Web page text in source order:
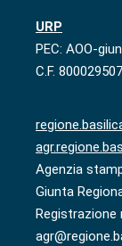
URP
PEC: AOO-
C.F.
Agenzia
Giunta
Registrazione